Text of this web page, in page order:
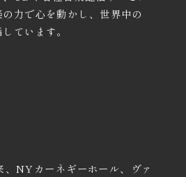
力で心を動かし、世界中の
ています。
、NYカーネギーホール、ヴァ